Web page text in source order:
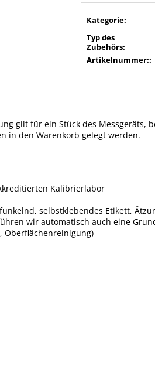
Kategorie:
Typ des
Zubehörs:
Artikelnummer::
gilt für ein Stück des Messgeräts,
in den Warenkorb gelegt werden.
Kalibrierlabor
selbstklebendes Etikett,
wir automatisch auch eine
Oberflächenreinigung)